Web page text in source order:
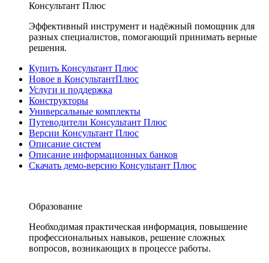
Консультант Плюс
Эффективный инструмент и надёжный помощник для
разных специалистов, помогающий принимать верные
решения.
Купить Консультант Плюс
Новое в КонсультантПлюс
Услуги и поддержка
Конструкторы
Универсальные комплекты
Путеводители Консультант Плюс
Версии Консультант Плюс
Описание систем
Описание информационных банков
Скачать демо-версию Консультант Плюс
Образование
Необходимая практическая информация, повышение
профессиональных навыков, решение сложных
вопросов, возникающих в процессе работы.